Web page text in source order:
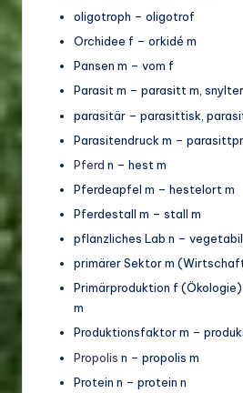
oligotroph – oligotrof
Orchidee f – orkidé m
Pansen m – vom f
Parasit m – parasitt m,
parasitär – parasittisk,
Parasitendruck m –
Pferd n – hest m
Pferdeapfel m – hestelort m
Pferdestall m – stall m
pflanzliches Lab n –
primärer Sektor m
Primärproduktion f
m
Produktionsfaktor m –
Propolis n – propolis m
Protein n – protein n